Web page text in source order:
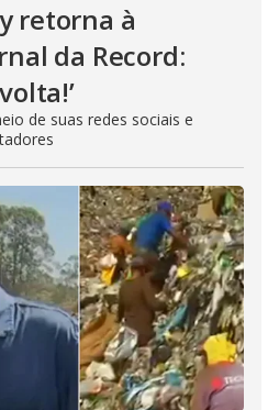
retorna à
da Record:
de suas redes sociais e